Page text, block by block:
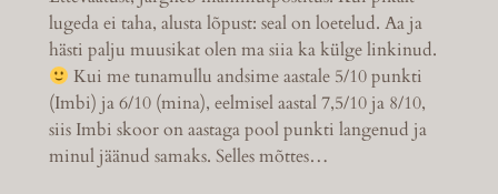
lugeda ei taha, alusta lõpust: seal on loetelud. Aa ja
hästi palju muusikat olen ma siia ka külge linkinud.
Kui me tunamullu andsime aastale 5/10 punkti
(Imbi) ja 6/10 (mina), eelmisel aastal 7,5/10 ja 8/10,
siis Imbi skoor on aastaga pool punkti langenud ja
minul jäänud samaks. Selles mõttes…